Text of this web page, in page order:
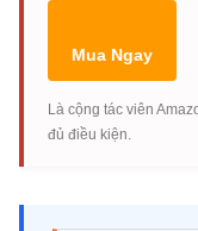
Mua Ngay
Là cộng tác viên
đủ điều kiện.